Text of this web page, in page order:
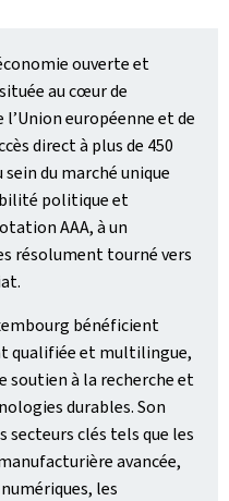
ouverte et
au cœur de
européenne et de
direct à plus de 450
du marché unique
politique et
AAA, à un
résolument tourné vers
bénéficient
qualifiée et multilingue,
soutien à la recherche et
durables. Son
secteurs clés tels que les
avancée,
les